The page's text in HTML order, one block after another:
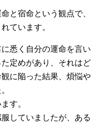
と宿命という観点で、
ています。
悉く自分の運命を言い
定めがあり、それはど
に陥った結果、煩悩や
す。
していましたが、ある